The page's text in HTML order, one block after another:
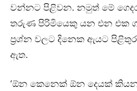
වන්නට පිළිවන. නමුත් මේ
තරුණ පිරිමියෙකු යන එන එක
ප්‍රශ්න වලට දිනෙක ඇයට
ඇත.
‘ඕන කෙනෙක් ඕන දෙයක්